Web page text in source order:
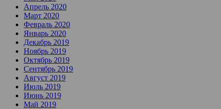
Апрель 2020
Март 2020
Февраль 2020
Январь 2020
Декабрь 2019
Ноябрь 2019
Октябрь 2019
Сентябрь 2019
Август 2019
Июль 2019
Июнь 2019
Май 2019